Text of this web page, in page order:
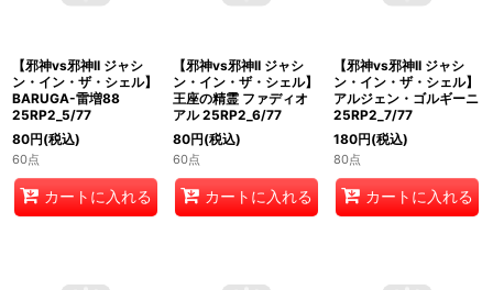
【邪神vs邪神II ジャシ
ン・イン・ザ・シェル】
BARUGA-雷増88
25RP2_5/77
80円(税込)
60点
【邪神vs邪神II ジャシ
ン・イン・ザ・シェル】
王座の精霊 ファディオ
アル 25RP2_6/77
80円(税込)
60点
【邪神vs邪神II ジャシ
ン・イン・ザ・シェル】
アルジェン・ゴルギーニ
25RP2_7/77
180円(税込)
80点